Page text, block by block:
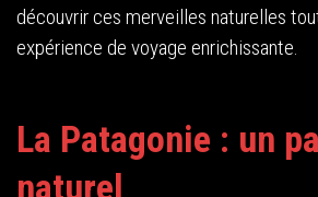
découvrir ces merveilles naturelles
expérience de voyage enrichissante.
La Patagonie : un
naturel